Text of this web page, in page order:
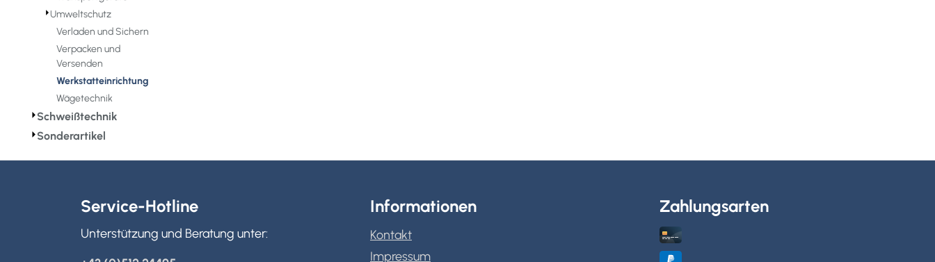
⏵Umweltschutz
Verladen und Sichern
Verpacken und
Versenden
Werkstatteinrichtung
Wägetechnik
⏵Schweißtechnik
⏵Sonderartikel
Service-Hotline
Unterstützung und Beratung unter:
Informationen
Kontakt
Impressum
Zahlungsarten